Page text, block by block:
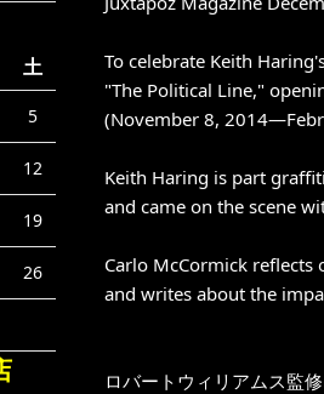
土
5
12
19
26
To celebrate Keith
"The Political Line,"
(November 8,
Keith Haring is part
and came on the scene
Carlo McCormick reflects
and writes about the
ロバートウィリアムス監